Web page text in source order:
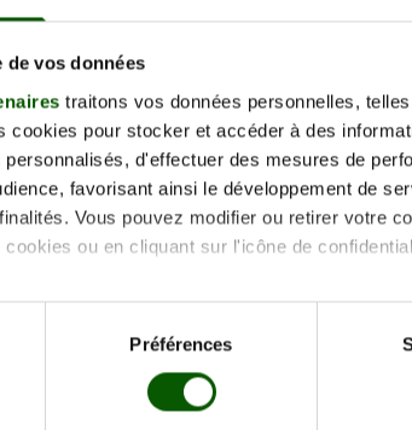
vos données
traitons vos données personnelles,
cookies pour stocker et accéder à des
personnalisés, d'effectuer des mesures de
favorisant ainsi le développement de
Vous pouvez modifier ou retirer votre
ou en cliquant sur l'icône de
aimerions également :
sur votre localisation géographique
Préférences
Rue de Mayenne,
Soissons
En forte demande
Annulation Gratuite jusqu'à 48h
2026
En forte demande
Annulation Gratuite jusqu'à 48h
2026